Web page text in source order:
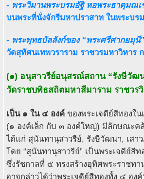
- พระวิมานพระบรมอัฐิ หอพระธาตุมณ
บนพระที่นั่งจักรีมหาปราสาท ในพระบร
- พระพุทธบัลลังก์ของ “พระศรีศากยมุนี
วัดสุทัศนเทพวราราม ราชวรมหาวิหาร
(๑) อนุสาวรีย์อนุสรณ์สถาน “รังษีวัฒ
วัดราชบพิธสถิตมหาสีมาราม ราชวร
เป็น ๑ ใน ๔ องค์ ของพระเจดีย์สีทองใ
(๑ องค์เล็ก กับ ๓ องค์ใหญ่) มีลักษณะค
ได้แก่ สุนันทานุสาวรีย์, รังษีวัฒนา, เส
โดย “สุนันทานุสาวรีย์” เป็นพระเจดีย์สี
ซึ่งรัชกาลที่ ๕ ทรงสร้างอุทิศพระราชทา
อาจกล่าวได้ว่าพระเจดีย์สีทองทั้ง ๔ อง